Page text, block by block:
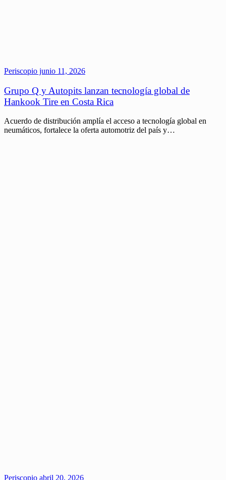
Periscopio junio 11, 2026
Grupo Q y Autopits lanzan tecnología global de
Hankook Tire en Costa Rica
Acuerdo de distribución amplía el acceso a tecnología global en
neumáticos, fortalece la oferta automotriz del país y…
Periscopio abril 20, 2026